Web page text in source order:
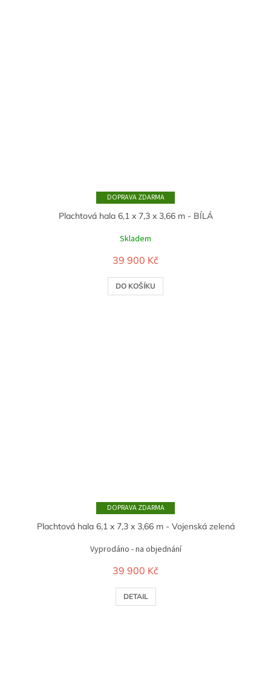
ZDARMA
Plachtová hala 6,1 x 7,3 x 3,66 m - BÍLÁ
Skladem
39 900 Kč
DO KOŠÍKU
ZDARMA
Plachtová hala 6,1 x 7,3 x 3,66 m - Vojenská zelená
Vyprodáno - na objednání
39 900 Kč
DETAIL